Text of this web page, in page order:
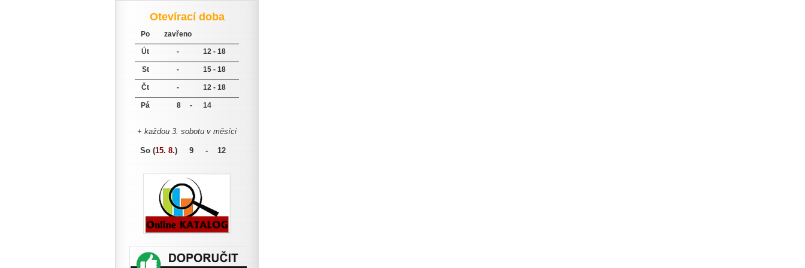
Otevírací doba
Po zavřeno
Út - 12 - 18
St - 15 - 18
Čt - 12 - 18
Pá 8 - 14
+ každou 3. sobotu v měsíci
So (15. 8.) 9 - 12